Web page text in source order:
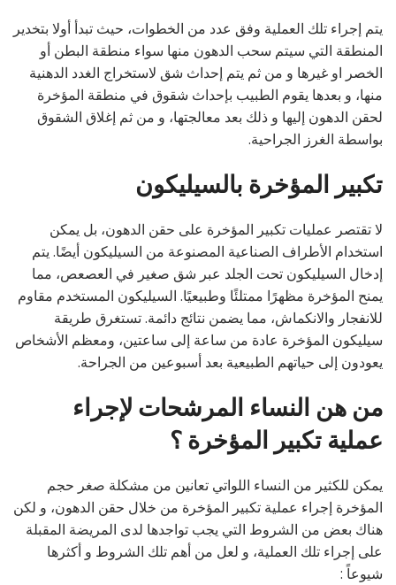
يتم إجراء تلك العملية وفق عدد من الخطوات، حيث تبدأ أولا بتخدير
المنطقة التي سيتم سحب الدهون منها سواء منطقة البطن أو
الخصر او غيرها و من ثم يتم إحداث شق لاستخراج الغدد الدهنية
منها، و بعدها يقوم الطبيب بإحداث شقوق في منطقة المؤخرة
لحقن الدهون إليها و ذلك بعد معالجتها، و من ثم إغلاق الشقوق
بواسطة الغرز الجراحية.
تكبير المؤخرة بالسيليكون
لا تقتصر عمليات تكبير المؤخرة على حقن الدهون، بل يمكن
استخدام الأطراف الصناعية المصنوعة من السيليكون أيضًا. يتم
إدخال السيليكون تحت الجلد عبر شق صغير في العصعص، مما
يمنح المؤخرة مظهرًا ممتلئًا وطبيعيًا. السيليكون المستخدم مقاوم
للانفجار والانكماش، مما يضمن نتائج دائمة. تستغرق طريقة
سيليكون المؤخرة عادة من ساعة إلى ساعتين، ومعظم الأشخاص
يعودون إلى حياتهم الطبيعية بعد أسبوعين من الجراحة.
من هن النساء المرشحات لإجراء
عملية تكبير المؤخرة ؟
يمكن للكثير من النساء اللواتي تعانين من مشكلة صغر حجم
المؤخرة إجراء عملية تكبير المؤخرة من خلال حقن الدهون، و لكن
هناك بعض من الشروط التي يجب تواجدها لدى المريضة المقبلة
على إجراء تلك العملية، و لعل من أهم تلك الشروط و أكثرها
شيوعاً :